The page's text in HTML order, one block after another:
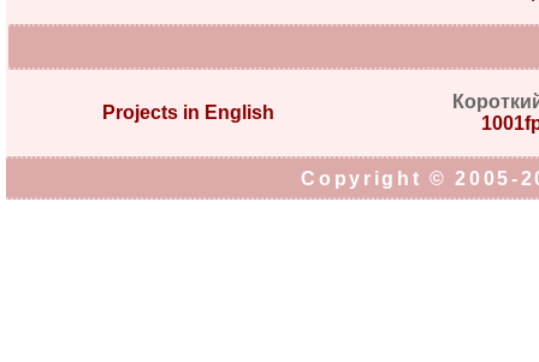
Projects in English
Copyright © 2005-